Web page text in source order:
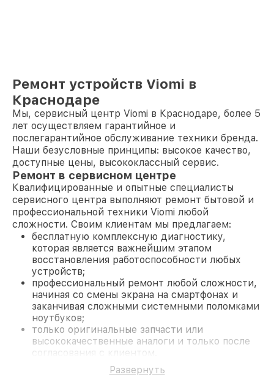
Ремонт устройств Viomi в
Краснодаре
Мы, сервисный центр Viomi в Краснодаре, более 5
лет осуществляем гарантийное и
послегарантийное обслуживание техники бренда.
Наши безусловные принципы: высокое качество,
доступные цены, высококлассный сервис.
Ремонт в сервисном центре
Квалифицированные и опытные специалисты
сервисного центра выполняют ремонт бытовой и
профессиональной техники Viomi любой
сложности. Своим клиентам мы предлагаем:
бесплатную комплексную диагностику,
которая является важнейшим этапом
восстановления работоспособности любых
устройств;
профессиональный ремонт любой сложности,
начиная со смены экрана на смартфонах и
заканчивая сложными системными поломками
ноутбуков;
только оригинальные запчасти или
высококачественные аналоги и только после
согласования с клиентом.
На все работы и замененные комплектующие
предоставляется длительная гарантия. В случае
Развернуть